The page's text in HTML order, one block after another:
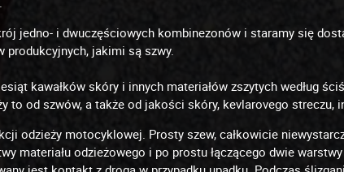
jedno- i dwuczęściowych kombinezonów i staramy się
jakimi są szwy.
kawałków skóry i innych materiałów zszytych według
to od szwów, a także od jakości skóry, kevlarovego streczu,
odzieży motocyklowej. Prosty szew, całkowicie
materiału odzieżowego i po prostu łączącego dwie